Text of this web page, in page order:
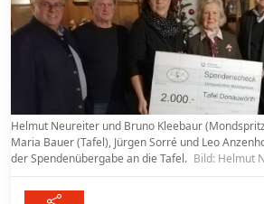
Helmut Neureiter und Bruno Kleebaur
Maria Bauer (Tafel), Jürgen Sorré und Leo
der Spendenübergabe an die Tafel. Bild: Helmut